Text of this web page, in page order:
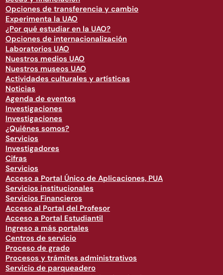
Opciones de transferencia y cambio
Experimenta la UAO
¿Por qué estudiar en la UAO?
Opciones de internacionalización
Laboratorios UAO
Nuestros medios UAO
Nuestros museos UAO
Actividades culturales y artísticas
Noticias
Agenda de eventos
Investigaciones
Investigaciones
¿Quiénes somos?
Servicios
Investigadores
Cifras
Servicios
Acceso a Portal Único de Aplicaciones, PUA
Servicios institucionales
Servicios Financieros
Acceso al Portal del Profesor
Acceso a Portal Estudiantil
Ingreso a más portales
Centros de servicio
Proceso de grado
Procesos y trámites administrativos
Servicio de parqueadero